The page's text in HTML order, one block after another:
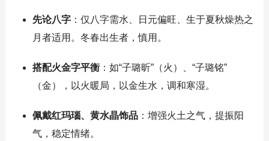
先论八字：仅八字需水、日元偏旺、生于夏秋燥热之
月者适用。冬春出生者，慎用。
搭配火金字平衡：如“子璐昕”（火）、“子璐铭”
（金），以火暖局，以金生水，调和寒湿。
佩戴红玛瑙、黄水晶饰品：增强火土之气，提振阳
气，稳定情绪。